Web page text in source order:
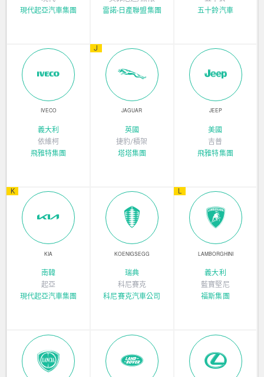
現代起亞汽車集團
雷諾-日產聯盟集團
五十鈴汽車
IVECO
義大利
依維柯
飛雅特集團
J
JAGUAR
英國
捷豹/積架
塔塔集團
JEEP
美國
吉普
飛雅特集團
K
KIA
南韓
起亞
現代起亞汽車集團
KOENIGSEGG
瑞典
科尼賽克
科尼賽克汽車公司
L
LAMBORGHINI
義大利
藍寶堅尼
福斯集團